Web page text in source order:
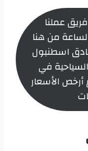
عملنا
من هنا
اسطنبول
في
أرخص الأسعار